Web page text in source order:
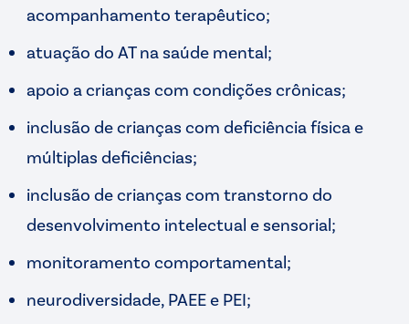
acompanhamento terapêutico;
atuação do AT na saúde mental;
apoio a crianças com condições crônicas;
inclusão de crianças com deficiência física e
múltiplas deficiências;
inclusão de crianças com transtorno do
desenvolvimento intelectual e sensorial;
monitoramento comportamental;
neurodiversidade, PAEE e PEI;